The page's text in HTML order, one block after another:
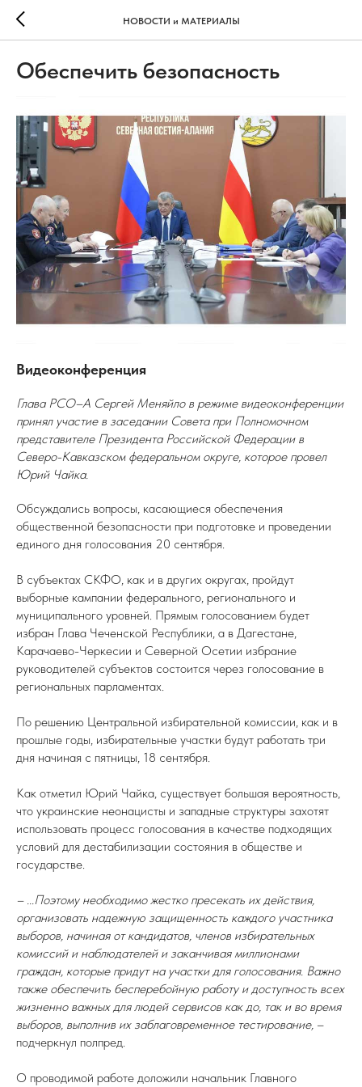
НОВОСТИ и МАТЕРИАЛЫ
Обеспечить безопасность
Видеоконференция
Глава РСО–А Сергей Меняйло в режиме видеоконференции
принял участие в заседании Совета при Полномочном
представителе Президента Российской Федерации в
Северо-Кавказском федеральном округе, которое провел
Юрий Чайка.
Обсуждались вопросы, касающиеся обеспечения
общественной безопасности при подготовке и проведении
единого дня голосования 20 сентября.
В субъектах СКФО, как и в других округах, пройдут
выборные кампании федерального, регионального и
муниципального уровней. Прямым голосованием будет
избран Глава Чеченской Республики, а в Дагестане,
Карачаево-Черкесии и Северной Осетии избрание
руководителей субъектов состоится через голосование в
региональных парламентах.
По решению Центральной избирательной комиссии, как и в
прошлые годы, избирательные участки будут работать три
дня начиная с пятницы, 18 сентября.
Как отметил Юрий Чайка, существует большая вероятность,
что украинские неонацисты и западные структуры захотят
использовать процесс голосования в качестве подходящих
условий для дестабилизации состояния в обществе и
государстве.
– ...Поэтому необходимо жестко пресекать их действия,
организовать надежную защищенность каждого участника
выборов, начиная от кандидатов, членов избирательных
комиссий и наблюдателей и заканчивая миллионами
граждан, которые придут на участки для голосования. Важно
также обеспечить бесперебойную работу и доступность всех
жизненно важных для людей сервисов как до, так и во время
выборов, выполнив их заблаговременное тестирование, –
подчеркнул полпред.
О проводимой работе доложили начальник Главного